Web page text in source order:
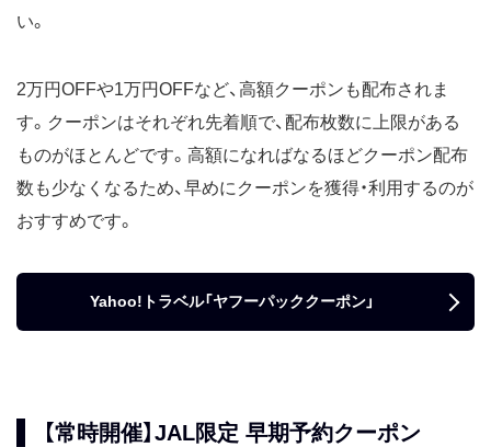
い。
2万円OFFや1万円OFFなど、高額クーポンも配布されま
す。クーポンはそれぞれ先着順で、配布枚数に上限がある
ものがほとんどです。高額になればなるほどクーポン配布
数も少なくなるため、早めにクーポンを獲得・利用するのが
おすすめです。
Yahoo!トラベル「ヤフーパッククーポン」
【常時開催】JAL限定 早期予約クーポン